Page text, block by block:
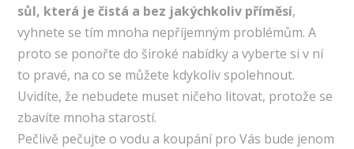
sůl, která je čistá a bez jakýchkoliv příměsí,
vyhnete se tím mnoha nepříjemným problémům. A
proto se ponořte do široké nabídky a vyberte si v ní
to pravé, na co se můžete kdykoliv spolehnout.
Uvidíte, že nebudete muset ničeho litovat, protože se
zbavíte mnoha starostí.
Pečlivě pečujte o vodu a koupání pro Vás bude jenom